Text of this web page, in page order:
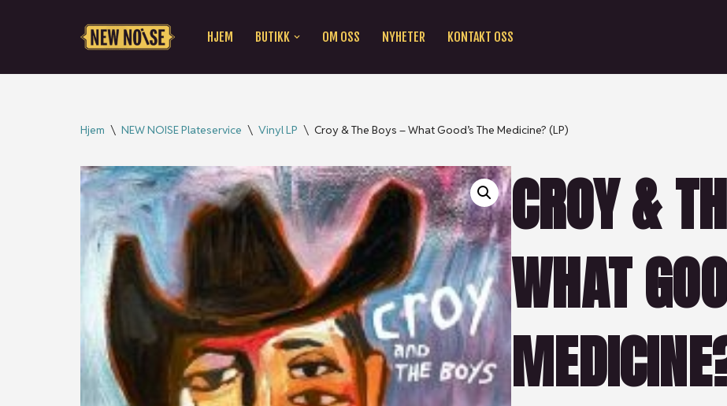
HJEM BUTIKK OM OSS NYHETER KONTAKT OSS
Hjem \ NEW NOISE Plateservice \ Vinyl LP \ Croy & The Boys – What Good’s The Medicine? (LP)
CROY &
WHAT